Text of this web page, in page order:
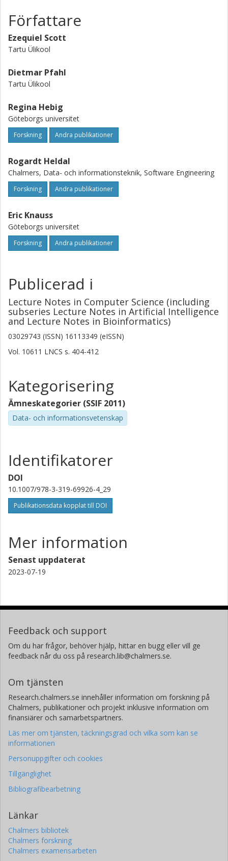
Författare
Ezequiel Scott
Tartu Ülikool
Dietmar Pfahl
Tartu Ülikool
Regina Hebig
Göteborgs universitet
Forskning Andra publikationer
Rogardt Heldal
Chalmers, Data- och informationsteknik, Software Engineering
Forskning Andra publikationer
Eric Knauss
Göteborgs universitet
Forskning Andra publikationer
Publicerad i
Lecture Notes in Computer Science (including
subseries Lecture Notes in Artificial Intelligence
and Lecture Notes in Bioinformatics)
03029743 (ISSN) 16113349 (eISSN)
Vol. 10611 LNCS s. 404-412
Kategorisering
Ämneskategorier (SSIF 2011)
Data- och informationsvetenskap
Identifikatorer
DOI
10.1007/978-3-319-69926-4_29
Publikationsdata kopplat till DOI
Mer information
Senast uppdaterat
2023-07-19
Feedback och support
Om du har frågor, behöver hjälp, hittar en bugg eller vill ge
feedback når du oss på research.lib@chalmers.se.
Om tjänsten
Research.chalmers.se innehåller information om forskning på
Chalmers, publikationer och projekt inklusive information om
finansiärer och samarbetspartners.
Läs mer om tjänsten, täckningsgrad och vilka som kan se
informationen
Personuppgifter och cookies
Tillgänglighet
Bibliografibearbetning
Länkar
Chalmers bibliotek
Chalmers forskning
Chalmers examensarbeten